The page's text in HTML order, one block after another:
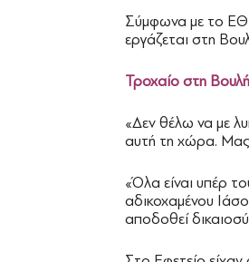
Σύμφωνα με το
εργάζεται στη
Τροχαίο στη
«Δεν θέλω να με
αυτή τη χώρα. Μας
«Όλα είναι υπέρ
αδικοχαμένου
αποδοθεί